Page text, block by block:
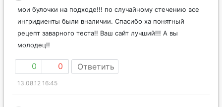
мои булочки на подходе!!! по случайному стечению все
ингридиенты были вналичии. Спасибо ха понятный
рецепт заварного теста!! Ваш сайт лучший!!! А вы
молодец!!
0 0 Ответить
13.08.12 16:45